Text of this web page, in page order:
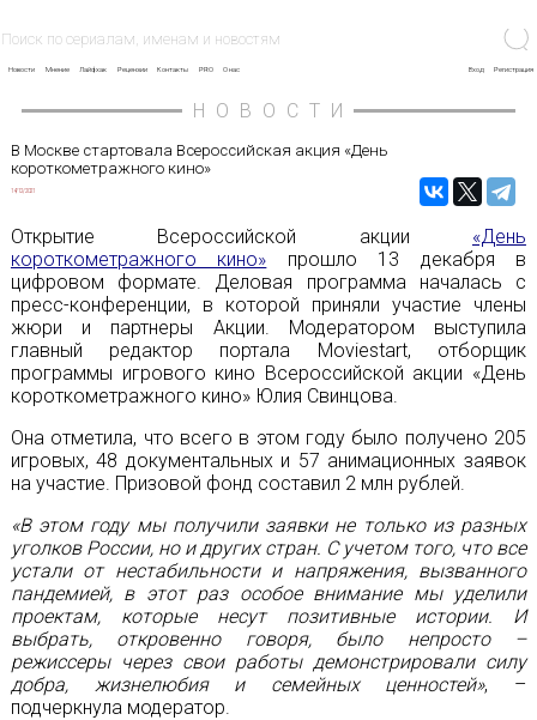
Новости Мнение Лайфхак Рецензии Контакты PRO О нас Вход Регистрация
НОВОСТИ
В Москве стартовала Всероссийская акция «День
короткометражного кино»
14/12/2021
Открытие Всероссийской акции «День
короткометражного кино» прошло 13 декабря в
цифровом формате. Деловая программа началась с
пресс-конференции, в которой приняли участие члены
жюри и партнеры Акции. Модератором выступила
главный редактор портала Moviestart, отборщик
программы игрового кино Всероссийской акции «День
короткометражного кино» Юлия Свинцова.
Она отметила, что всего в этом году было получено 205
игровых, 48 документальных и 57 анимационных заявок
на участие. Призовой фонд составил 2 млн рублей.
«В этом году мы получили заявки не только из разных
уголков России, но и других стран. С учетом того, что все
устали от нестабильности и напряжения, вызванного
пандемией, в этот раз особое внимание мы уделили
проектам, которые несут позитивные истории. И
выбрать, откровенно говоря, было непросто –
режиссеры через свои работы демонстрировали силу
добра, жизнелюбия и семейных ценностей», –
подчеркнула модератор.